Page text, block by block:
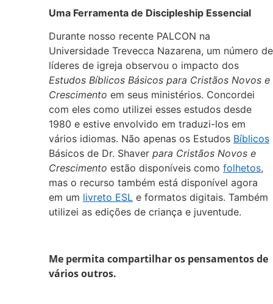
Uma Ferramenta de Discipleship Essencial
Durante nosso recente PALCON na
Universidade Trevecca Nazarena, um número de
líderes de igreja observou o impacto dos
Estudos Bíblicos Básicos para Cristãos Novos e
Crescimento em seus ministérios. Concordei
com eles como utilizei esses estudos desde
1980 e estive envolvido em traduzi-los em
vários idiomas. Não apenas os Estudos Bíblicos
Básicos de Dr. Shaver para Cristãos Novos e
Crescimento estão disponíveis como folhetos,
mas o recurso também está disponível agora
em um livreto ESL e formatos digitais. Também
utilizei as edições de criança e juventude.
Me permita compartilhar os pensamentos de
vários outros.